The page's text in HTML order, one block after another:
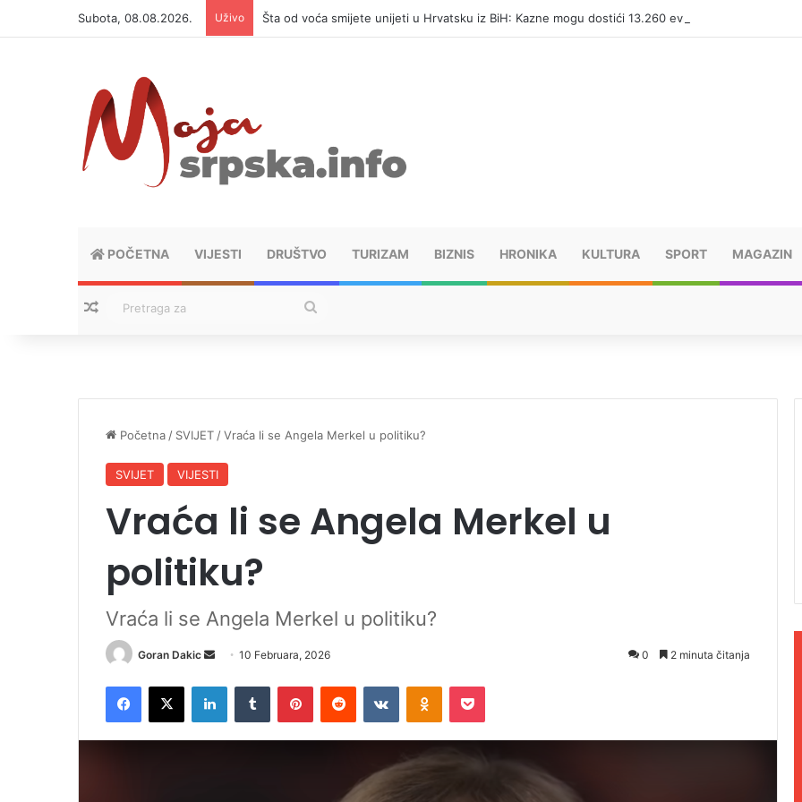
Subota, 08.08.2026. Uživo Šta od voća smijete unijeti u Hrvatsku iz BiH: Kazne mogu dostići 13.260 evra
POČETNA VIJESTI DRUŠTVO TURIZAM BIZNIS HRONIKA KULTURA SPORT MAGAZIN
Nasumični tekstovi
Početna / SVIJET /Vraća li se Angela Merkel u politiku?
SVIJET VIJESTI
Vraća li se Angela Merkel u
politiku?
Vraća li se Angela Merkel u politiku?
Goran Dakic
d
a
10 Februara, 2026 0 2 minuta čitanja